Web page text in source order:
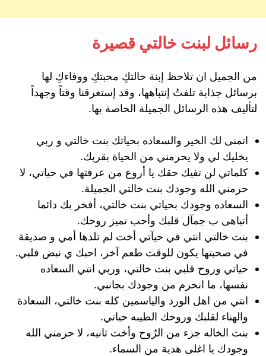
رسائل لبنت خالتي قصيرة
من الجميل ان تلاحظ إبنة خالتكِ محبتكِ ووفاءكِ لها
برسائل جذابة تلفتُ إنتباهها، وقد إستغرقنا وقتاً وجهداً
لتأليف هذه الرسائل الجميلة الخاصة بها.
اتمنى لك الخير والسعاده بحياتك بنت خالتي و ربي
يخليك لي ولا يحرمني من الحياة بقربك.
كلماتي لن تفيك حقك يا أروع من عرفتها في حياتي، لا
حرمني الله وجودك بنت خالتي الجميلة.
السعاده وجودك بحياتي بنت خالتي، أفخر بك دائما
أتباهى ب جمآل قلبك وأحب تميز روحك.
بنت خالتي انتي في حيآتي أخت لم تلدها أمي و صديقة
في صحبتها يكون للوقت طعم آخر، احبك ي نبض قلبي.
حياتي وروح قلبي بنت خالتي، وربي انتي السعاده
نفسها، ما انحرم من وجودك بجانبي.
انتي من اهل الورد والياسمين كله بنت خالتي، السعادة
والهناء لقلبك وروحك الطيبه حياتي.
بنت الخاله جزء من الرُوح وأخت ثانيه، لا حرمني الله
وجودك يا اغلى هدية من السماء.